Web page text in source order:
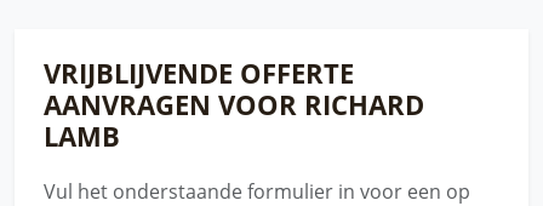
VRIJBLIJVENDE OFFERTE
AANVRAGEN VOOR RICHARD
LAMB
Vul het onderstaande formulier in voor een op